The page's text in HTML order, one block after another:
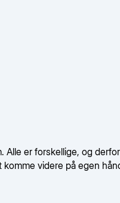
er forskellige, og
videre på egen